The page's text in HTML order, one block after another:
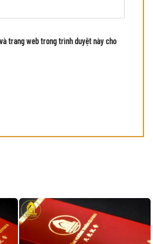
trang web trong trình duyệt này cho